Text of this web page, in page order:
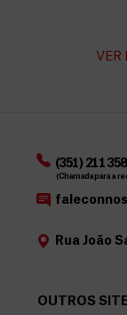
VER
(351) 211
(Chamada para a
Rua João
OUTROS